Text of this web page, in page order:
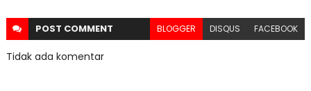
POST COMMENT BLOGGER DISQUS FACEBOOK
Tidak ada komentar